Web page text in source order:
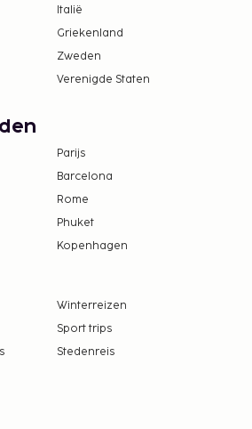
Italië
Griekenland
Zweden
Verenigde Staten
Parijs
Barcelona
Rome
Phuket
Kopenhagen
Winterreizen
Sport trips
Stedenreis